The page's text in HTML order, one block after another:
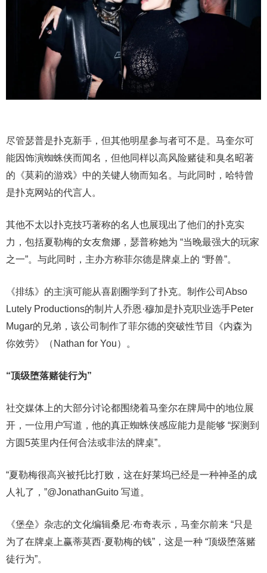
尽管瑟普是扑克新手，但其他明星参与者可不是。马奎尔可
能因饰演蜘蛛侠而闻名，但他同样以高风险赌徒和臭名昭著
的《莫莉的游戏》中的关键人物而知名。与此同时，哈特曾
是扑克网站的代言人。
其他不太以扑克技巧著称的名人也展现出了他们的扑克实
力，包括夏勒梅的女友詹娜，瑟普称她为 “当晚最强大的玩家
之一”。与此同时，主办方称菲尔德是牌桌上的 “野兽”。
《排练》的主演可能从喜剧圈学到了扑克。制作公司Abso
Lutely Productions的制片人乔恩·穆加是扑克职业选手Peter
Mugar的兄弟，该公司制作了菲尔德的突破性节目《内森为
你效劳》（Nathan for You）。
“顶级堕落赌徒行为”
社交媒体上的大部分讨论都围绕着马奎尔在牌局中的地位展
开，一位用户写道，他的真正蜘蛛侠感应能力是能够 “探测到
方圆5英里内任何合法或非法的牌桌”。
“夏勒梅很高兴被托比打败，这在好莱坞已经是一种神圣的成
人礼了，”@JonathanGuito 写道。
《堡垒》杂志的文化编辑桑尼·布奇表示，马奎尔前来 “只是
为了在牌桌上赢蒂莫西·夏勒梅的钱”，这是一种 “顶级堕落赌
徒行为”。